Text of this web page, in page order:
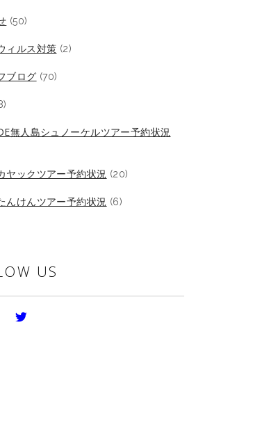
(50)
ィルス対策 (2)
ブログ (70)
無人島シュノーケルツアー予約状況
ヤックツアー予約状況 (20)
んけんツアー予約状況 (6)
US